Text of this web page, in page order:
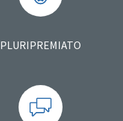
PLURIPREMIATO